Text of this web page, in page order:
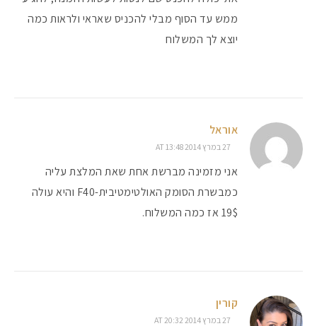
ממש עד הסוף מבלי להכניס שאראי ולראות כמה
יוצא לך המשלוח
אוראל
27 במרץ 2014 AT 13:48
אני מזמינה מברשת אחת שאת המלצת עליה
כמבשרת הסומק האולטימטיבית-F40 והיא עולה
19$ אז כמה המשלוח.
קורין
27 במרץ 2014 AT 20:32